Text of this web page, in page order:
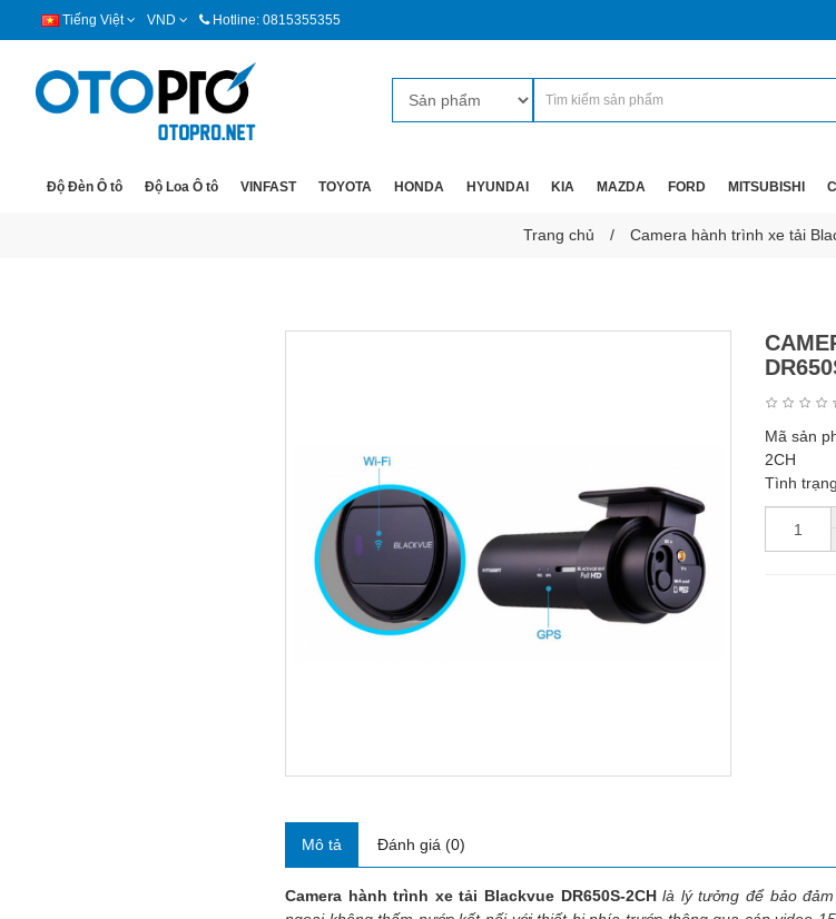
Tiếng Việt VND Hotline: 0815355355
Độ Đèn Ô tô Độ Loa Ô tô VINFAST TOYOTA HONDA HYUNDAI KIA MAZDA FORD MITSUBISHI
Trang chủ Camera hành trình xe tải
Mã sản
2CH
Tình
Mô tả Đánh giá (0)
Camera hành trình xe tải Blackvue DR650S-2CH là lý tưởng để bảo